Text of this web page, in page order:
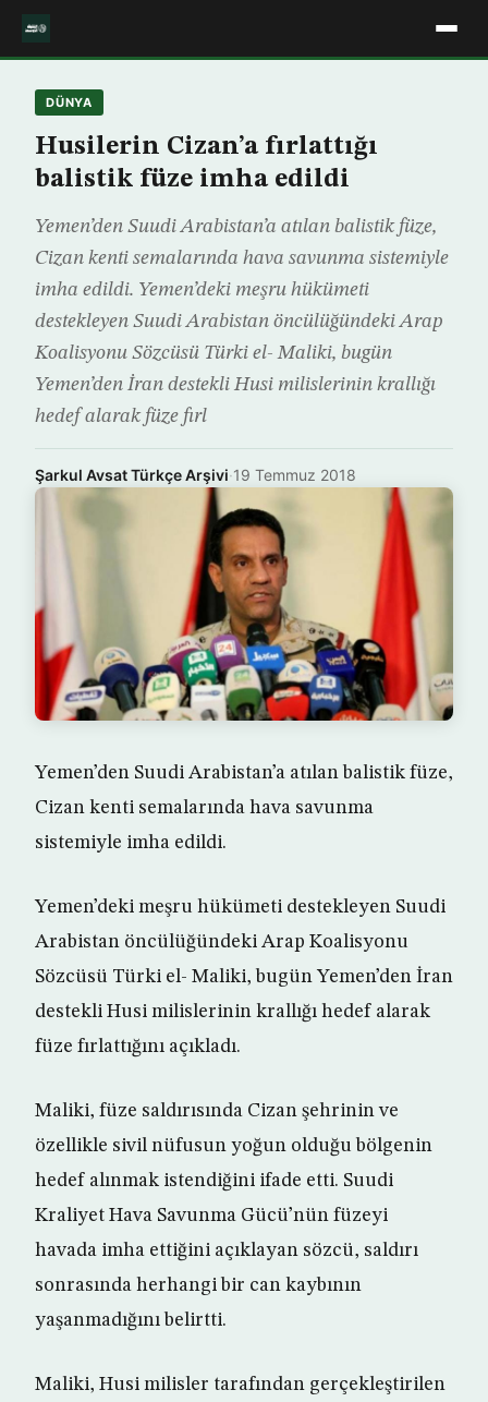
DÜNYA
Husilerin Cizan’a fırlattığı
balistik füze imha edildi
Yemen’den Suudi Arabistan’a atılan balistik füze,
Cizan kenti semalarında hava savunma sistemiyle
imha edildi. Yemen’deki meşru hükümeti
destekleyen Suudi Arabistan öncülüğündeki Arap
Koalisyonu Sözcüsü Türki el- Maliki, bugün
Yemen’den İran destekli Husi milislerinin krallığı
hedef alarak füze fırl
Şarkul Avsat Türkçe Arşivi·19 Temmuz 2018
Yemen’den Suudi Arabistan’a atılan balistik füze,
Cizan kenti semalarında hava savunma
sistemiyle imha edildi.
Yemen’deki meşru hükümeti destekleyen Suudi
Arabistan öncülüğündeki Arap Koalisyonu
Sözcüsü Türki el- Maliki, bugün Yemen’den İran
destekli Husi milislerinin krallığı hedef alarak
füze fırlattığını açıkladı.
Maliki, füze saldırısında Cizan şehrinin ve
özellikle sivil nüfusun yoğun olduğu bölgenin
hedef alınmak istendiğini ifade etti. Suudi
Kraliyet Hava Savunma Gücü’nün füzeyi
havada imha ettiğini açıklayan sözcü, saldırı
sonrasında herhangi bir can kaybının
yaşanmadığını belirtti.
Maliki, Husi milisler tarafından gerçekleştirilen